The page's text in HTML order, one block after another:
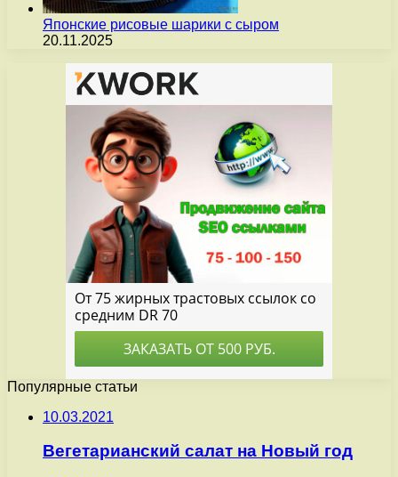
Японские рисовые шарики с сыром
20.11.2025
Популярные статьи
10.03.2021
Вегетарианский салат на Новый год